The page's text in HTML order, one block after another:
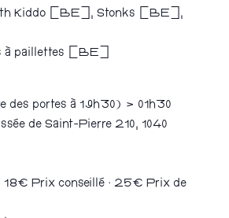
Kiddo [BE], Stonks [BE],
à paillettes [BE]
des portes à 19h30) > 01h30
de Saint-Pierre 210, 1040
18€ Prix conseillé · 25€ Prix de